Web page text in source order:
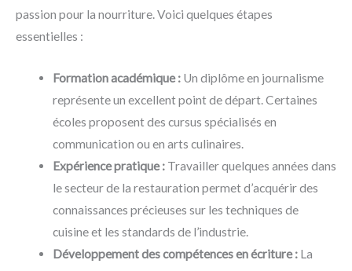
passion pour la nourriture. Voici quelques étapes
essentielles :
Formation académique :Un diplôme en journalisme
représente un excellent point de départ. Certaines
écoles proposent des cursus spécialisés en
communication ou en arts culinaires.
Expérience pratique :Travailler quelques années dans
le secteur de la restauration permet d’acquérir des
connaissances précieuses sur les techniques de
cuisine et les standards de l’industrie.
Développement des compétences en écriture :La